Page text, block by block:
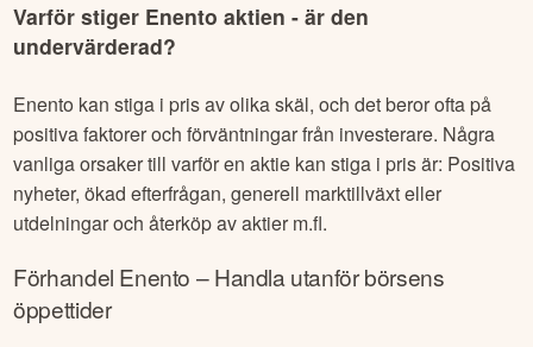
Varför stiger Enento aktien - är den
undervärderad?
Enento kan stiga i pris av olika skäl, och det beror ofta på
positiva faktorer och förväntningar från investerare. Några
vanliga orsaker till varför en aktie kan stiga i pris är: Positiva
nyheter, ökad efterfrågan, generell marktillväxt eller
utdelningar och återköp av aktier m.fl.
Förhandel Enento – Handla utanför börsens
öppettider